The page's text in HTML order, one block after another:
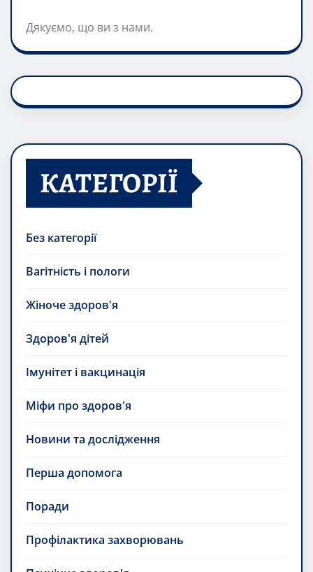
Дякуємо, що ви з нами.
КАТЕГОРІЇ
Без категорії
Вагітність і пологи
Жіноче здоров'я
Здоров'я дітей
Імунітет і вакцинація
Міфи про здоров'я
Новини та дослідження
Перша допомога
Поради
Профілактика захворювань